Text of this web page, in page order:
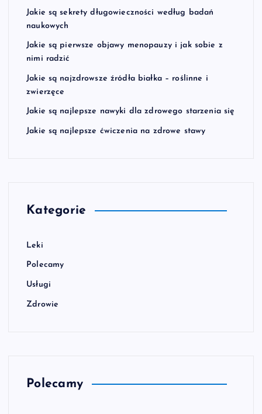
Jakie są sekrety długowieczności według badań
naukowych
Jakie są pierwsze objawy menopauzy i jak sobie z
nimi radzić
Jakie są najzdrowsze źródła białka – roślinne i
zwierzęce
Jakie są najlepsze nawyki dla zdrowego starzenia się
Jakie są najlepsze ćwiczenia na zdrowe stawy
Kategorie
Leki
Polecamy
Usługi
Zdrowie
Polecamy